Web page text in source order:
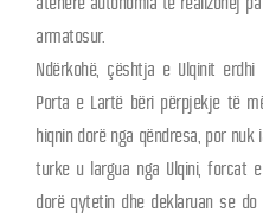
armatosur.
Ndërkohë, çështja e Ulqinit
Porta e Lartë bëri përpjekje të
hiqnin dorë nga qëndresa, por
turke u largua nga Ulqini, forcat
dorë qytetin dhe deklaruan se